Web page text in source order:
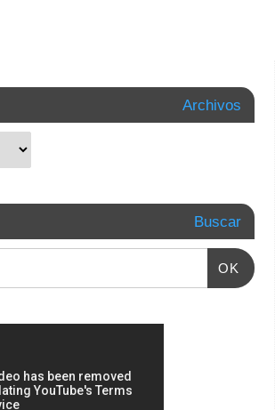
Archivos
Buscar
OK